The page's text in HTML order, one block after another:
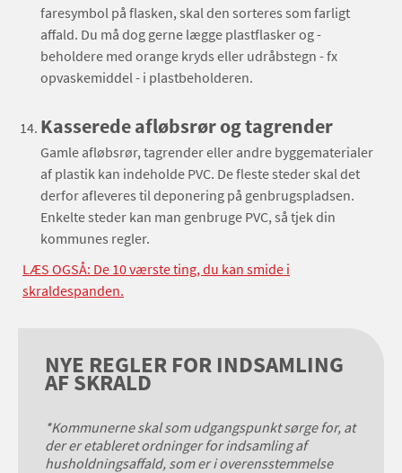
faresymbol på flasken, skal den sorteres som farligt
affald. Du må dog gerne lægge plastflasker og -
beholdere med orange kryds eller udråbstegn - fx
opvaskemiddel - i plastbeholderen.
Kasserede afløbsrør og tagrender
Gamle afløbsrør, tagrender eller andre byggematerialer
af plastik kan indeholde PVC. De fleste steder skal det
derfor afleveres til deponering på genbrugspladsen.
Enkelte steder kan man genbruge PVC, så tjek din
kommunes regler.
LÆS OGSÅ: De 10 værste ting, du kan smide i
skraldespanden.
NYE REGLER FOR INDSAMLING
AF SKRALD
*Kommunerne skal som udgangspunkt sørge for, at
der er etableret ordninger for indsamling af
husholdningsaffald, som er i overensstemmelse